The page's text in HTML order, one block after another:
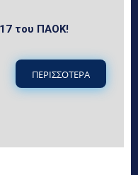
του ΠΑΟΚ!
ΠΕΡΙΣΣΟΤΕΡΑ